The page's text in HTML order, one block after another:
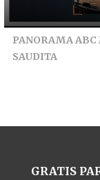
PANORAMA
SAUDITA
GRATIS